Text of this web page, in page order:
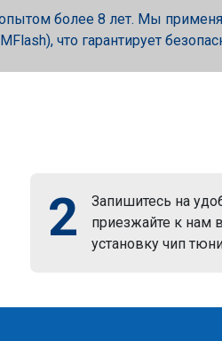
более 8 лет. Мы
что гарантирует
2
Запишитесь на
приезжайте к нам
установку чип